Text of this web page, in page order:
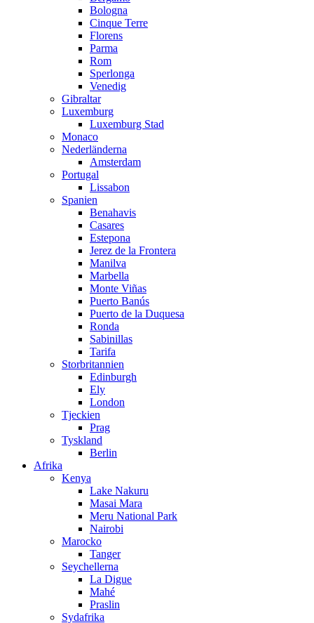
Bologna
Cinque Terre
Florens
Parma
Rom
Sperlonga
Venedig
Gibraltar
Luxemburg
Luxemburg Stad
Monaco
Nederländerna
Amsterdam
Portugal
Lissabon
Spanien
Benahavis
Casares
Estepona
Jerez de la Frontera
Manilva
Marbella
Monte Viñas
Puerto Banús
Puerto de la Duquesa
Ronda
Sabinillas
Tarifa
Storbritannien
Edinburgh
Ely
London
Tjeckien
Prag
Tyskland
Berlin
Afrika
Kenya
Lake Nakuru
Masai Mara
Meru National Park
Nairobi
Marocko
Tanger
Seychellerna
La Digue
Mahé
Praslin
Sydafrika